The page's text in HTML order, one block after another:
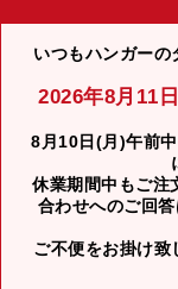
いつもハンガーの
2026年8月11
8月10日(月)午前
休業期間中もご注
合わせへのご回
ご不便をお掛け致
2024年12